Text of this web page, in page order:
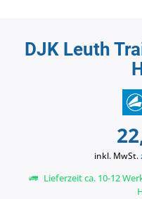
DJK Leuth
inkl. MwSt.
Lieferzeit ca. 10-12